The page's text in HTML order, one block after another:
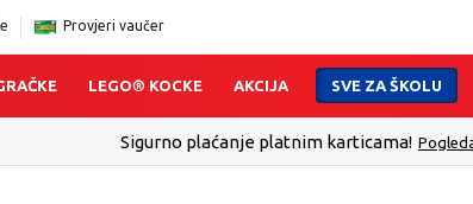
Provjeri vaučer
LEGO® KOCKE AKCIJA SVE ZA ŠKOLU
Sigurno plaćanje platnim karticama!